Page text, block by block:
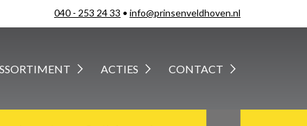
040 - 253 24 33 • info@prinsenveldhoven.nl
ACTIES CONTACT